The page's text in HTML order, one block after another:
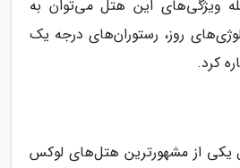
ویژگی‌های این هتل می‌توان به
روز، رستوران‌های درجه یک
کرد.
یکی از مشهورترین هتل‌های لوکس